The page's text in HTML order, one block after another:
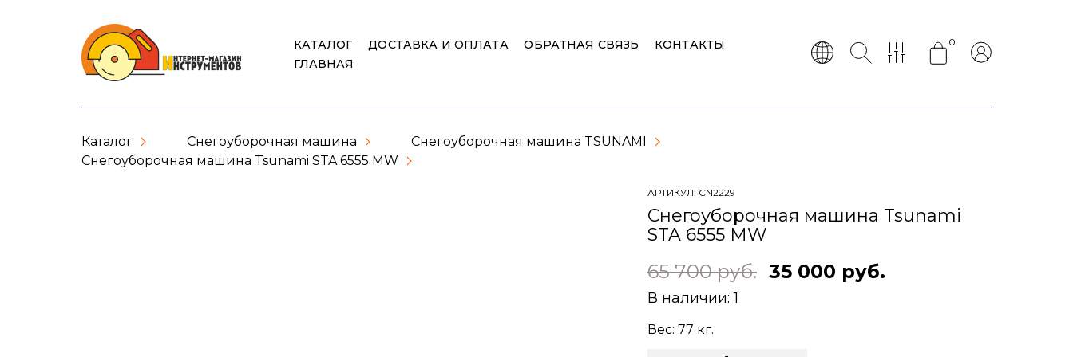
КАТАЛОГ ДОСТАВКА И ОПЛАТА ОБРАТНАЯ СВЯЗЬ
КОНТАКТЫ
ГЛАВНАЯ
0
Каталог Снегоуборочная машина
Снегоуборочная машина TSUNAMI
Снегоуборочная машина Tsunami STA 6555 MW
АРТИКУЛ: CN2229
Снегоуборочная машина Tsunami
STA 6555 MW
65 700 руб. 35 000 руб.
В наличии:1
Вес: 77 кг.